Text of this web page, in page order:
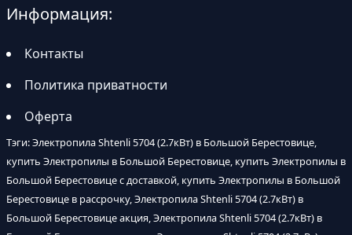
Информация:
Контакты
Политика приватности
Оферта
Тэги: Электропила Shtenli 5704 (2.7кВт) в Большой Берестовице,
купить Электропилы в Большой Берестовице, купить Электропилы в
Большой Берестовице с доставкой, купить Электропилы в Большой
Берестовице в рассрочку, Электропила Shtenli 5704 (2.7кВт) в
Большой Берестовице акция, Электропила Shtenli 5704 (2.7кВт) в